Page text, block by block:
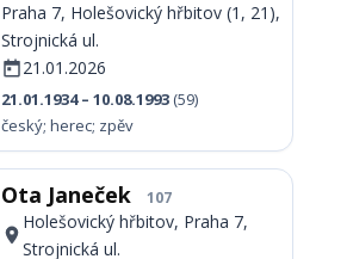
Praha 7, Holešovický hřbitov (1, 21),
Strojnická ul.
21.01.2026
21.01.1934 – 10.08.1993 (59)
český; herec; zpěv
Ota Janeček 107
Holešovický hřbitov, Praha 7,
Strojnická ul.